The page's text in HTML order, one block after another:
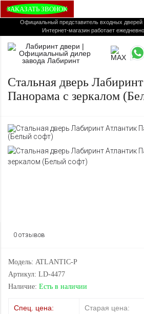
ЗАКАЗАТЬ ЗВОНОК
Официальный представитель входных
Интернет-магазин работает
Стальная дверь
Панорама с зеркалом
0 отзывов
Модель: ATLANTIC-P
Артикул: LD-4477
Наличие: Есть в наличии
Спец. цена: Старая цена: